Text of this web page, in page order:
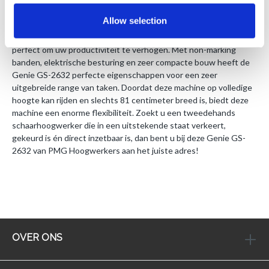
Allow selection
staat verkerende machine. Met een werkhoogte van 10 meter en
een platformbelasting tot 227 kilogram is de schaarhoogwerker
perfect om uw productiviteit te verhogen. Met non-marking
banden, elektrische besturing en zeer compacte bouw heeft de
Genie GS-2632 perfecte eigenschappen voor een zeer
uitgebreide range van taken. Doordat deze machine op volledige
hoogte kan rijden en slechts 81 centimeter breed is, biedt deze
machine een enorme flexibiliteit. Zoekt u een tweedehands
schaarhoogwerker die in een uitstekende staat verkeert,
gekeurd is én direct inzetbaar is, dan bent u bij deze Genie GS-
2632 van PMG Hoogwerkers aan het juiste adres!
OVER ONS